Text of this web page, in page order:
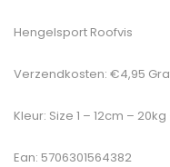
Hengelsport Roofvis
Verzendkosten: €4,95
Kleur: Size 1 – 12cm –
Ean: 5706301564382